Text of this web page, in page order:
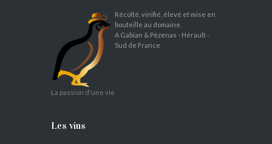
La passion d'une vie
Récolté, vinifié, élevé et mise en
bouteille au domaine.
A Gabian & Pézenas - Hérault -
Sud de France
Les vins